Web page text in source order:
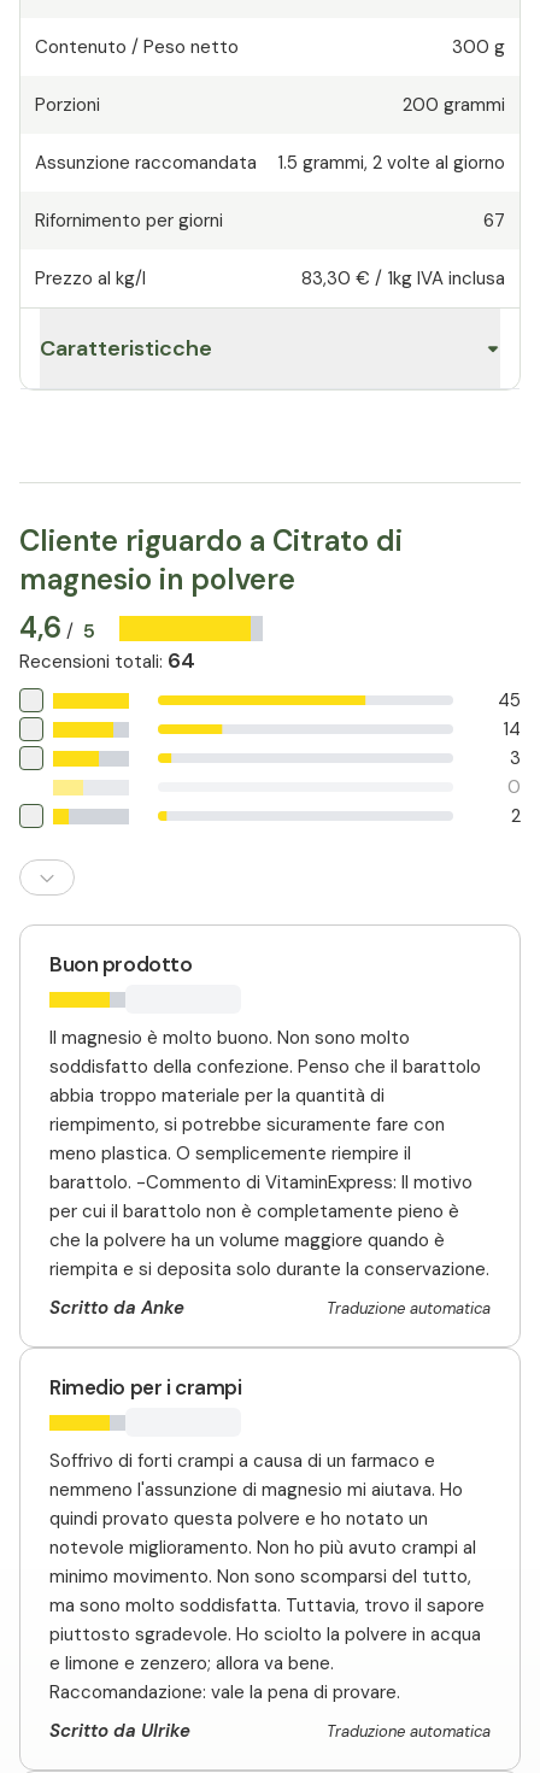
Contenuto / Peso netto 300 g
Porzioni 200 grammi
Assunzione raccomandata 1.5 grammi, 2 volte al giorno
Rifornimento per giorni 67
Prezzo al kg/l 83,30 € / 1kg IVA inclusa
Caratteristicche
Cliente riguardo a Citrato di
magnesio in polvere
4,6 / 5
Recensioni totali: 64
45
14
3
0
2
Buon prodotto
Il magnesio è molto buono. Non sono molto
soddisfatto della confezione. Penso che il barattolo
abbia troppo materiale per la quantità di
riempimento, si potrebbe sicuramente fare con
meno plastica. O semplicemente riempire il
barattolo. -Commento di VitaminExpress: Il motivo
per cui il barattolo non è completamente pieno è
che la polvere ha un volume maggiore quando è
riempita e si deposita solo durante la conservazione.
Scritto da Anke
Traduzione automatica
Rimedio per i crampi
Soffrivo di forti crampi a causa di un farmaco e
nemmeno l'assunzione di magnesio mi aiutava. Ho
quindi provato questa polvere e ho notato un
notevole miglioramento. Non ho più avuto crampi al
minimo movimento. Non sono scomparsi del tutto,
ma sono molto soddisfatta. Tuttavia, trovo il sapore
piuttosto sgradevole. Ho sciolto la polvere in acqua
e limone e zenzero; allora va bene.
Raccomandazione: vale la pena di provare.
Scritto da Ulrike
Traduzione automatica